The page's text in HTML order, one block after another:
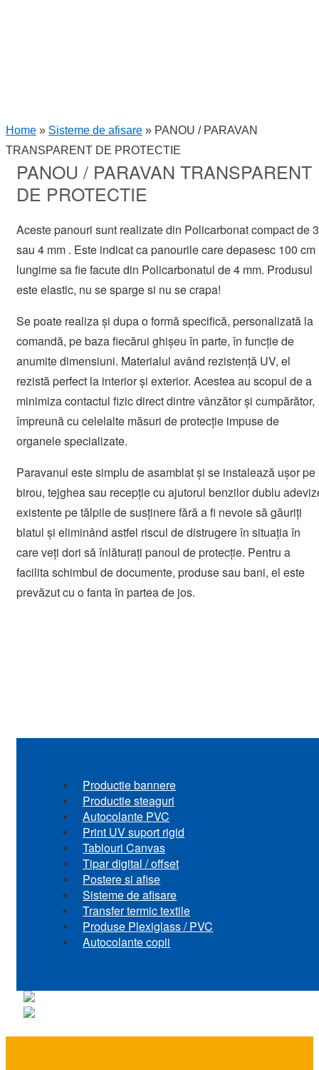
Home » Sisteme de afisare » PANOU / PARAVAN
TRANSPARENT DE PROTECTIE
PANOU / PARAVAN TRANSPARENT
DE PROTECTIE
Aceste panouri sunt realizate din Policarbonat compact de 3
sau 4 mm . Este indicat ca panourile care depasesc 100 cm
lungime sa fie facute din Policarbonatul de 4 mm. Produsul
este elastic, nu se sparge si nu se crapa!
Se poate realiza și dupa o formă specifică, personalizată la
comandă, pe baza fiecărui ghișeu în parte, în funcție de
anumite dimensiuni. Materialul având rezistență UV, el
rezistă perfect la interior și exterior. Acestea au scopul de a
minimiza contactul fizic direct dintre vânzător și cumpărător,
împreună cu celelalte măsuri de protecție impuse de
organele specializate.
Paravanul este simplu de asamblat și se instalează ușor pe
birou, tejghea sau recepție cu ajutorul benzilor dublu
existente pe tălpile de susținere fără a fi nevoie să găuriți
blatul și eliminând astfel riscul de distrugere în situația în
care veți dori să înlăturați panoul de protecție. Pentru a
facilita schimbul de documente, produse sau bani, el este
prevăzut cu o fanta în partea de jos.
Productie bannere
Productie steaguri
Autocolante PVC
Print UV suport rigid
Tablouri Canvas
Tipar digital / offset
Postere si afise
Sisteme de afisare
Transfer termic textile
Produse Plexiglass / PVC
Autocolante copii